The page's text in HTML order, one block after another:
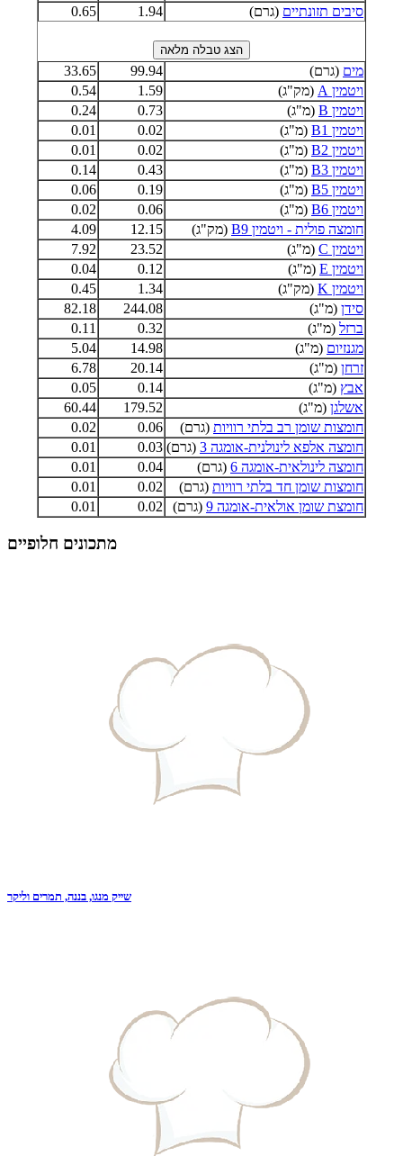
סיבים תזונתיים (גרם) 1.94
0.65
מים (גרם) 99.94
33.65
ויטמין A
(מק"ג) 1.59
0.54
ויטמין B
(מ"ג) 0.73
0.24
ויטמין B1
(מ"ג) 0.02
0.01
ויטמין B2
(מ"ג) 0.02
0.01
ויטמין B3
(מ"ג) 0.43
0.14
ויטמין B5
(מ"ג) 0.19
0.06
ויטמין B6
(מ"ג) 0.06
0.02
חומצה פולית - ויטמין B9
(מק"ג) 12.15
4.09
ויטמין C
(מ"ג) 23.52
7.92
ויטמין E
(מ"ג) 0.12
0.04
ויטמין K
(מק"ג) 1.34
0.45
סידן (מ"ג) 244.08
82.18
ברזל (מ"ג) 0.32
0.11
מגנזיום (מ"ג) 14.98
5.04
זרחן (מ"ג) 20.14
6.78
אבץ (מ"ג) 0.14
0.05
אשלגן (מ"ג) 179.52
60.44
חומצות שומן רב בלתי רוויות (גרם) 0.06
0.02
חומצה אלפא לינולנית-אומגה 3
(גרם) 0.03
0.01
חומצה לינולאית-אומגה 6
(גרם) 0.04
0.01
חומצות שומן חד בלתי רוויות (גרם) 0.02
0.01
חומצת שומן אולאית-אומגה 9
(גרם) 0.02
0.01
מתכונים חלופיים
שייק מנגו, בננה, תמרים וליקר